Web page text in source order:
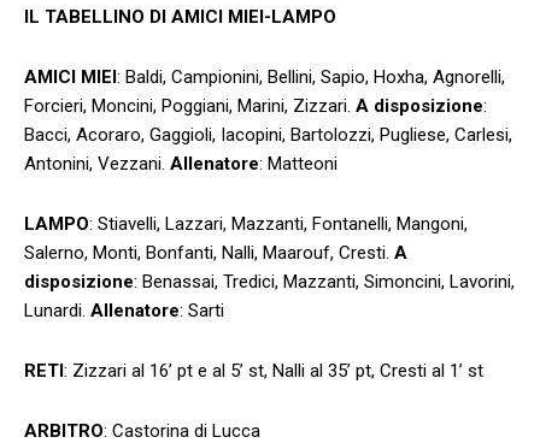
IL TABELLINO DI AMICI MIEI-LAMPO
AMICI MIEI: Baldi, Campionini, Bellini, Sapio, Hoxha, Agnorelli,
Forcieri, Moncini, Poggiani, Marini, Zizzari. A disposizione:
Bacci, Acoraro, Gaggioli, Iacopini, Bartolozzi, Pugliese, Carlesi,
Antonini, Vezzani. Allenatore: Matteoni
LAMPO: Stiavelli, Lazzari, Mazzanti, Fontanelli, Mangoni,
Salerno, Monti, Bonfanti, Nalli, Maarouf, Cresti. A
disposizione: Benassai, Tredici, Mazzanti, Simoncini, Lavorini,
Lunardi. Allenatore: Sarti
RETI: Zizzari al 16’ pt e al 5’ st, Nalli al 35’ pt, Cresti al 1’ st
ARBITRO: Castorina di Lucca